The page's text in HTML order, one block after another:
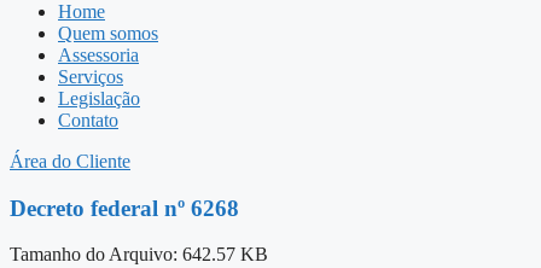
Home
Quem somos
Assessoria
Serviços
Legislação
Contato
Área do Cliente
Decreto federal nº 6268
Tamanho do Arquivo: 642.57 KB